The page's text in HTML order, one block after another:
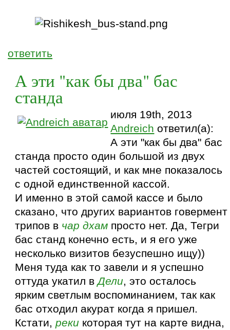
ответить
А эти "как бы два" бас
станда
июля 19th, 2013
Andreich ответил(а):
А эти "как бы два" бас
станда просто один большой из двух
частей состоящий, и как мне показалось
с одной единственной кассой.
И именно в этой самой кассе и было
сказано, что других вариантов говермент
трипов в чар дхам просто нет. Да, Тегри
бас станд конечно есть, и я его уже
несколько визитов безуспешно ищу))
Меня туда как то завели и я успешно
оттуда укатил вДели, это осталось
ярким светлым воспоминанием, так как
бас отходил акурат когда я пришел.
Кстати,реки которая тут на карте видна,